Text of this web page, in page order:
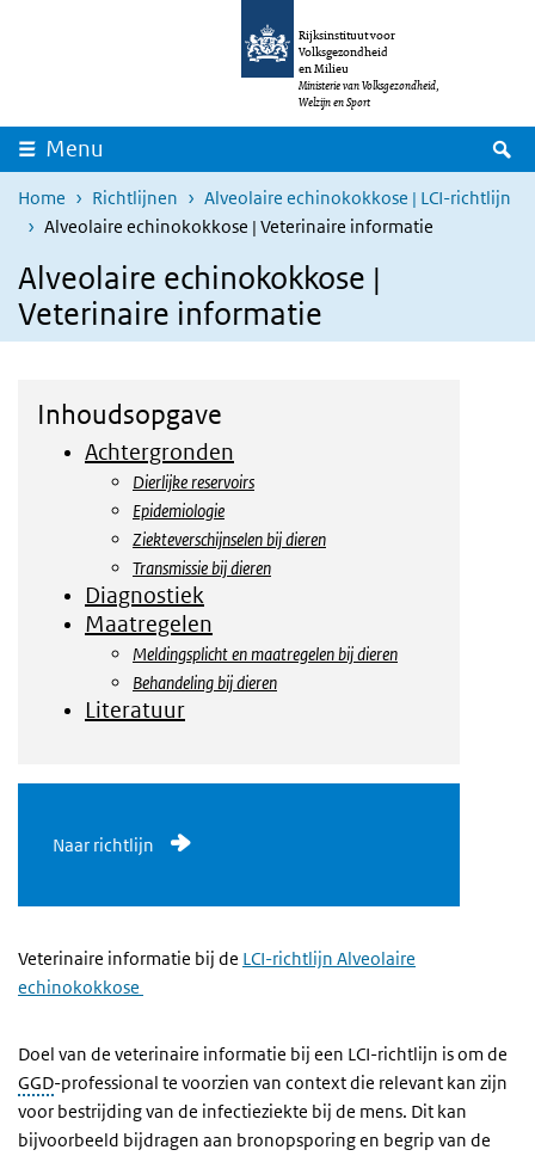
Overslaan en naar de inhoud gaan
Rijksinstituut voor
Volksgezondheid
en Milieu
Ministerie van Volksgezondheid,
Welzijn en Sport
Menu
Home Richtlijnen
Alveolaire echinokokkose | LCI-richtlijn
Alveolaire echinokokkose | Veterinaire informatie
Alveolaire echinokokkose |
Veterinaire informatie
Veterinaire informatie bij de LCI-richtlijn Alveolaire
echinokokkose
Doel van de veterinaire informatie bij een LCI-richtlijn is om de
GGD-professional te voorzien van context die relevant kan zijn
voor bestrijding van de infectieziekte bij de mens. Dit kan
bijvoorbeeld bijdragen aan bronopsporing en begrip van de
Inhoudsopgave
Achtergronden
Dierlijke reservoirs
Epidemiologie
Ziekteverschijnselen bij dieren
Transmissie bij dieren
Diagnostiek
Maatregelen
Meldingsplicht en maatregelen bij dieren
Behandeling bij dieren
Literatuur
Naar richtlijn